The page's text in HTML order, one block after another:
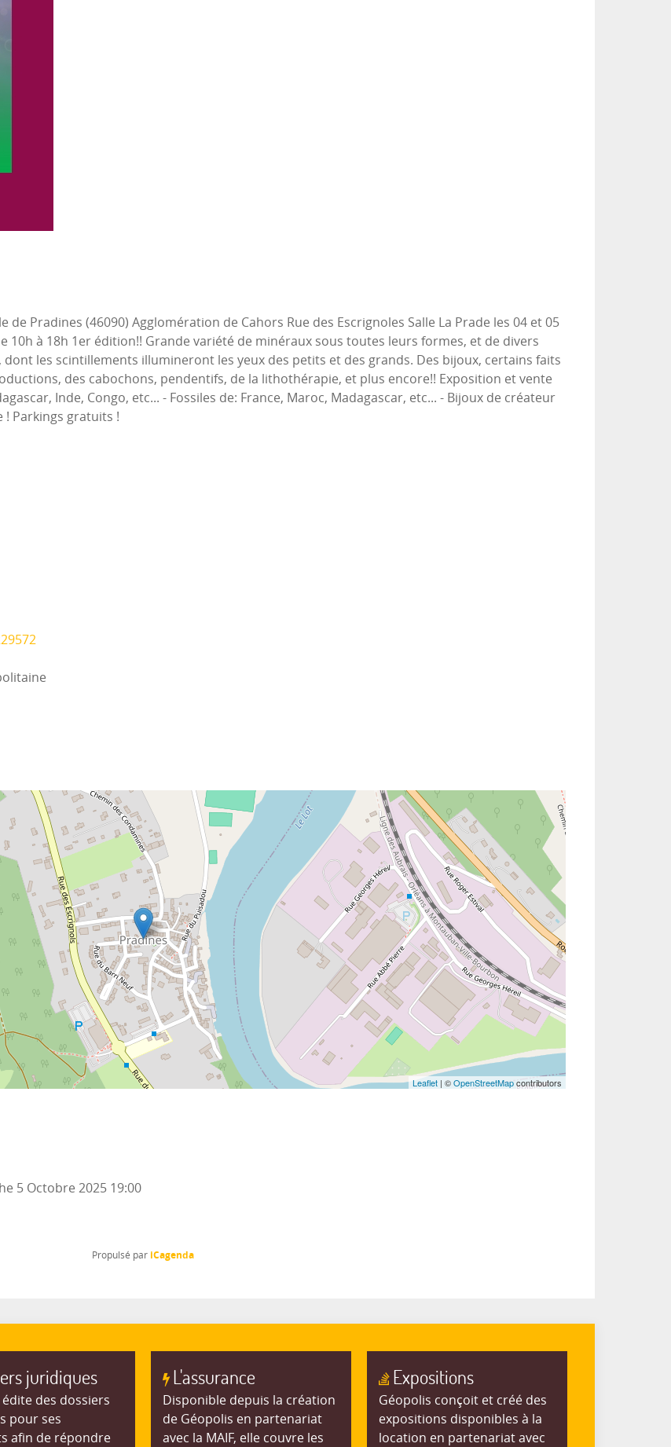
Pradines (46090) Agglomération de Cahors Rue des Escrignoles Salle La Prade les 04 et 05
10h à 18h 1er édition!! Grande variété de minéraux sous toutes leurs formes, et de divers
les scintillements illumineront les yeux des petits et des grands. Des bijoux, certains faits
des cabochons, pendentifs, de la lithothérapie, et plus encore!! Exposition et vente
Inde, Congo, etc... - Fossiles de: France, Maroc, Madagascar, etc... - Bijoux de créateur
! Parkings gratuits !
Leaflet | ©OpenStreetMapcontributors
5 Octobre 2025 19:00
Propulsé par iCagenda
juridiques
des dossiers
pour ses
afin de répondre
L'assurance
Disponible depuis la création
de Géopolis en partenariat
avec la MAIF, elle couvre les
Expositions
Géopolis conçoit et créé des
expositions disponibles à la
location en partenariat avec